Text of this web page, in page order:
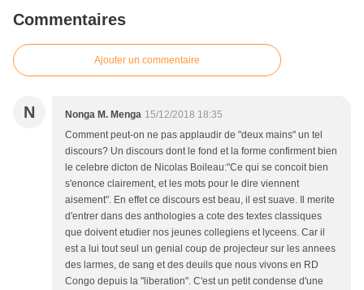
Commentaires
Ajouter un commentaire
N Nonga M. Menga 15/12/2018 18:35
Comment peut-on ne pas applaudir de "deux mains" un tel
discours? Un discours dont le fond et la forme confirment bien
le celebre dicton de Nicolas Boileau:"Ce qui se concoit bien
s'enonce clairement, et les mots pour le dire viennent
aisement". En effet ce discours est beau, il est suave. Il merite
d'entrer dans des anthologies a cote des textes classiques
que doivent etudier nos jeunes collegiens et lyceens. Car il
est a lui tout seul un genial coup de projecteur sur les annees
des larmes, de sang et des deuils que nous vivons en RD
Congo depuis la "liberation". C'est un petit condense d'une